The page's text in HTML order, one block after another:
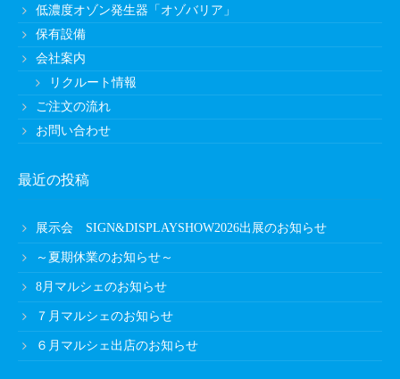
低濃度オゾン発生器「オゾバリア」
保有設備
会社案内
リクルート情報
ご注文の流れ
お問い合わせ
最近の投稿
展示会 SIGN&DISPLAYSHOW2026出展のお知らせ
～夏期休業のお知らせ～
8月マルシェのお知らせ
７月マルシェのお知らせ
６月マルシェ出店のお知らせ